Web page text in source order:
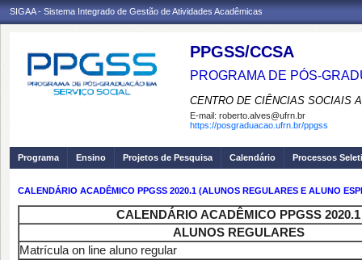
SIGAA - Sistema Integrado de Gestão de Atividades Acadêmicas
PPGSS/CCSA
PROGRAMA DE PÓS-
CENTRO DE CIÊNCIAS SOCIAIS
E-mail: roberto.alves@ufrn.br
https://posgraduacao.ufrn.br/ppgss
Programa Ensino Projetos de Pesquisa Calendário Processos
CALENDÁRIO ACADÊMICO PPGSS 2020.1 (ALUNOS REGULARES E ALUNO
CALENDÁRIO ACADÊMICO PPGSS 2020.1
ALUNOS REGULARES
Matrícula on line aluno regular